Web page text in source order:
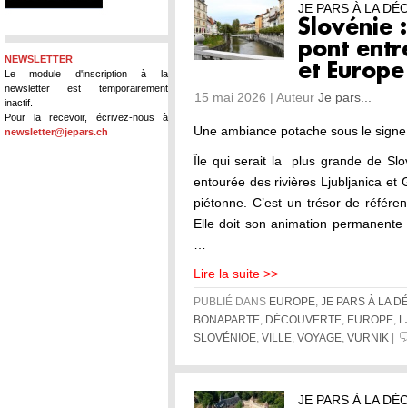
NEWSLETTER
Le module d'inscription à la
newsletter est temporairement
inactif.
Pour la recevoir, écrivez-nous à
newsletter@jepars.ch
JE PARS À LA
Slovénie
pont
et
15 mai 2026 | Auteur Je pars...
Une ambiance potache sous le
Île qui serait la plus grande de
entourée des rivières Ljubljanica et
piétonne. C’est un trésor de
Elle doit son animation
Lire la suite >>
PUBLIÉ DANS EUROPE JE PARS À LA
BONAPARTE
DÉCOUVERTE EUROPE
SLOVÉNIOE VILLE VOYAGE VURNIK
JE PARS À LA